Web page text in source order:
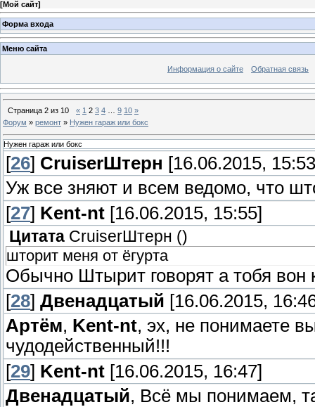
[Мой сайт]
Форма входа
Меню сайта
Информация о сайте Обратная связь
Страница 2 из 10 « 1 2 3 4 9 10 »
Форум » ремонт » Нужен гараж или бокс
Нужен гараж или бокс
[26] СruiserШтерн [16.06.2015,
Уж все зняют и всем ведомо, что
[27] Kent-nt [16.06.2015, 15:55]
Цитата СruiserШтерн ()
шторит меня от ёгурта
Обычно Штырит говорят а тобя вон
[28] Двенадцатый [16.06.2015,
Артём, Kent-nt, эх, не понимаете
чудодейственный!!!
[29] Kent-nt [16.06.2015, 16:47]
Двенадцатый, Всё мы понимаем,